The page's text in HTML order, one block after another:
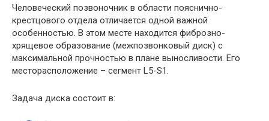
Человеческий позвоночник в области пояснично-
крестцового отдела отличается одной важной
особенностью. В этом месте находится фиброзно-
хрящевое образование (межпозвонковый диск) с
максимальной прочностью в плане выносливости. Его
месторасположение – сегмент L5-S1.
Задача диска состоит в: